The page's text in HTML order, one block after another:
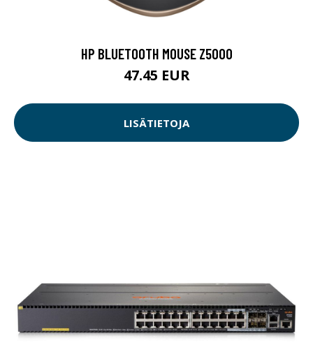
HP BLUETOOTH MOUSE Z5000
47.45 EUR
LISÄTIETOJA